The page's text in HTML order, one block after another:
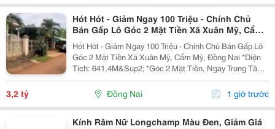
Hót Hót - Giảm Ngay 100 Triệu - Chính Chủ
Bán Gấp Lô Góc 2 Mặt Tiền Xã Xuân Mỹ, Cẩm
Mỹ, Đồng Nai
Hót Hót - Giảm Ngay 100 Triệu - Chính Chủ Bán Gấp Lô
Góc 2 Mặt Tiền Xã Xuân Mỹ, Cẩm Mỹ, Đồng Nai *Diện
Tích: 641,4M&Sup2; *Góc 2 Mặt Tiền, Ngay Trung Tâm,
Thuận Tiện Kinh Doanh Đa Ngành Nghề. Cách Quốc Lộ
764 Chỉ Khoảng 400M. *Pháp Lý Sổ Hồng...
3,2 tỷ Đồng Nai 1 giờ trước
Kính Râm Nữ Longchamp Màu Đen, Giảm Giá